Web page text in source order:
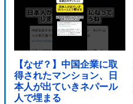
【なぜ？】中国企業に取
得されたマンション、日
本人が出ていきネパール
人で埋まる